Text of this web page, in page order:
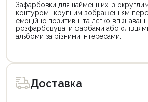
Зафарбовки для найменших із
контуром і крупним зображенням
емоційно позитивні та легко
розфарбовувати фарбами або
альбоми за різними інтересами.
товар
для
покупки
товар
для
покупкиДоставка